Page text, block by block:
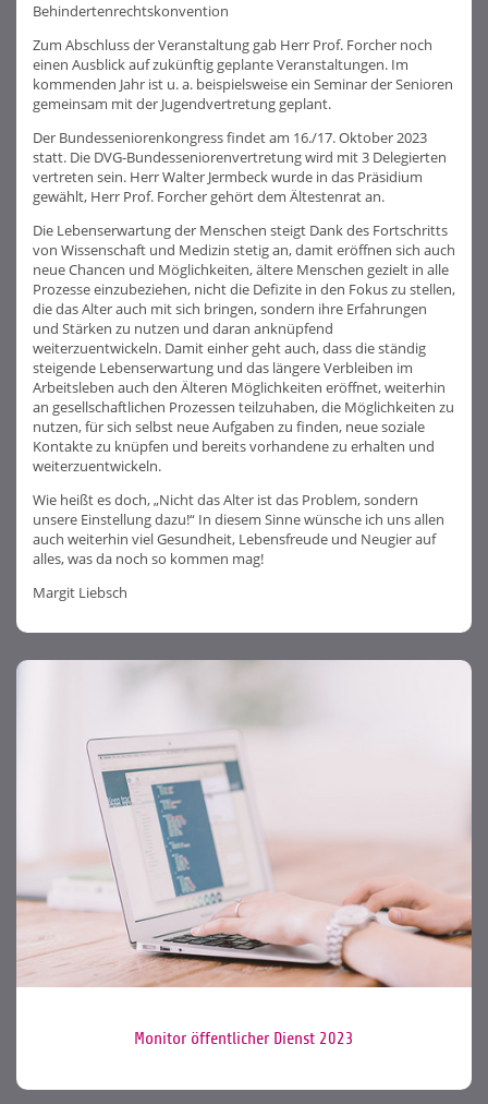
Behindertenrechtskonvention
Zum Abschluss der Veranstaltung gab Herr Prof. Forcher noch
einen Ausblick auf zukünftig geplante Veranstaltungen. Im
kommenden Jahr ist u. a. beispielsweise ein Seminar der Senioren
gemeinsam mit der Jugendvertretung geplant.
Der Bundesseniorenkongress findet am 16./17. Oktober 2023
statt. Die DVG-Bundesseniorenvertretung wird mit 3 Delegierten
vertreten sein. Herr Walter Jermbeck wurde in das Präsidium
gewählt, Herr Prof. Forcher gehört dem Ältestenrat an.
Die Lebenserwartung der Menschen steigt Dank des Fortschritts
von Wissenschaft und Medizin stetig an, damit eröffnen sich auch
neue Chancen und Möglichkeiten, ältere Menschen gezielt in alle
Prozesse einzubeziehen, nicht die Defizite in den Fokus zu stellen,
die das Alter auch mit sich bringen, sondern ihre Erfahrungen
und Stärken zu nutzen und daran anknüpfend
weiterzuentwickeln. Damit einher geht auch, dass die ständig
steigende Lebenserwartung und das längere Verbleiben im
Arbeitsleben auch den Älteren Möglichkeiten eröffnet, weiterhin
an gesellschaftlichen Prozessen teilzuhaben, die Möglichkeiten zu
nutzen, für sich selbst neue Aufgaben zu finden, neue soziale
Kontakte zu knüpfen und bereits vorhandene zu erhalten und
weiterzuentwickeln.
Wie heißt es doch, „Nicht das Alter ist das Problem, sondern
unsere Einstellung dazu!“ In diesem Sinne wünsche ich uns allen
auch weiterhin viel Gesundheit, Lebensfreude und Neugier auf
alles, was da noch so kommen mag!
Margit Liebsch
Monitor öffentlicher Dienst 2023